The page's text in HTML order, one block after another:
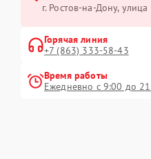
г. Ростов-на-Дону,
Горячая линия
+7 (863) 333-58-43
Время работы
Ежедневно с 9:00 до